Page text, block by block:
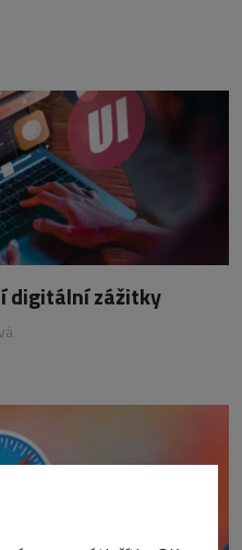
digitální zážitky